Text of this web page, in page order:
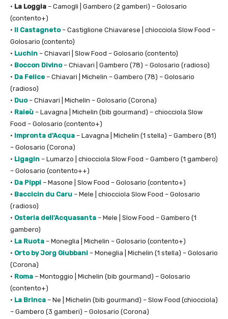
• La Loggia – Camogli | Gambero (2 gamberi) – Golosario
(contento+)
• Il Castagneto– Castiglione Chiavarese | chiocciola Slow Food –
Golosario (contento)
• Luchin – Chiavari | Slow Food – Golosario (contento)
• Boccon Divino– Chiavari | Gambero (78) – Golosario (radioso)
• Da Felice – Chiavari | Michelin – Gambero (78) – Golosario
(radioso)
• Duo– Chiavari | Michelin – Golosario (Corona)
• Raieù – Lavagna | Michelin (bib gourmand) – chiocciola Slow
Food – Golosario (contento+)
• Impronta d’Acqua – Lavagna | Michelin (1 stella) – Gambero (81)
– Golosario (Corona)
• Ligagin – Lumarzo | chiocciola Slow Food – Gambero (1 gambero)
– Golosario (contento++)
• Da Pippi – Masone | Slow Food – Golosario (contento+)
• Baccicin du Caru – Mele | chiocciola Slow Food – Golosario
(radioso)
• Osteria dell’Acquasanta – Mele | Slow Food – Gambero (1
gambero)
• La Ruota – Moneglia | Michelin – Golosario (contento+)
• Orto by Jorg Giubbani – Moneglia | Michelin (1 stella) – Golosario
(Corona)
• Roma – Montoggio | Michelin (bib gourmand) – Golosario
(contento+)
• La Brinca – Ne | Michelin (bib gourmand) – Slow Food (chiocciola)
– Gambero (3 gamberi) – Golosario (Corona)